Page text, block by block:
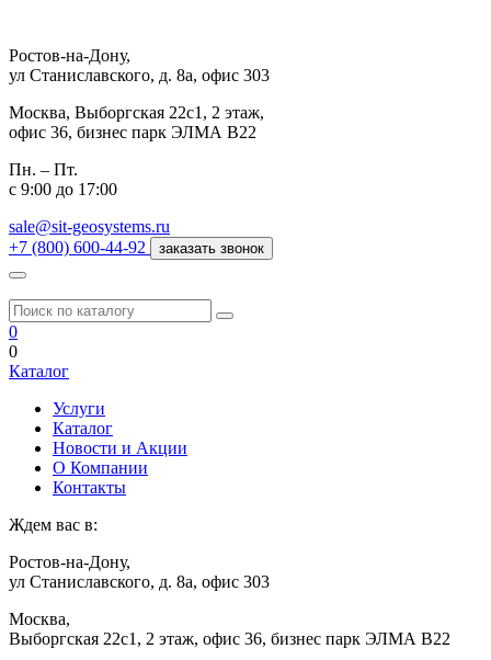
Ростов-на-Дону,
ул Станиславского, д. 8а, офис 303
Москва, Выборгская 22с1, 2 этаж,
офис 36, бизнес парк ЭЛМА В22
Пн. – Пт.
с 9:00 до 17:00
sale@sit-geosystems.ru
+7 (800) 600-44-92
заказать звонок
0
0
Каталог
Услуги
Каталог
Новости и Акции
О Компании
Контакты
Ждем вас в:
Ростов-на-Дону,
ул Станиславского, д. 8а, офис 303
Москва,
Выборгская 22с1, 2 этаж, офис 36, бизнес парк ЭЛМА В22